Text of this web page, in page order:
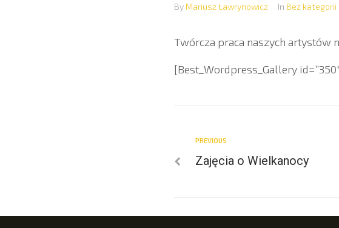
By Mariusz Ławrynowicz In Bez kategorii
Twórcza praca naszych artystów
[Best_Wordpress_Gallery
PREVIOUS
Zajęcia o Wielkanocy